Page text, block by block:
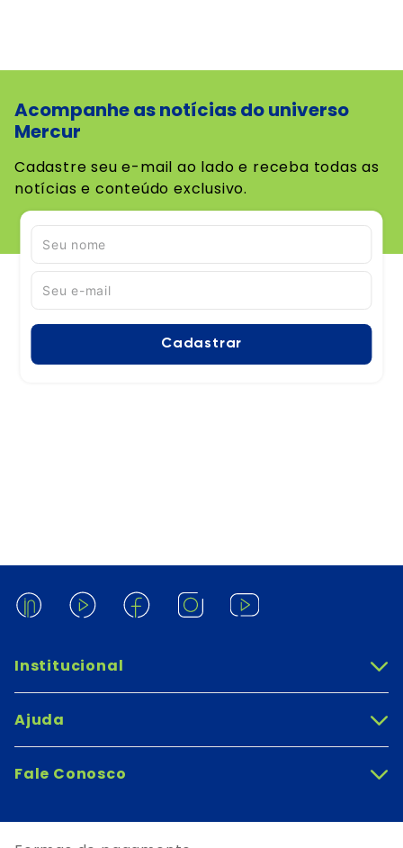
Acompanhe as notícias do universo
Mercur
Cadastre seu e-mail ao lado e receba todas as
notícias e conteúdo exclusivo.
Cadastrar
Institucional +
Ajuda +
Fale Conosco +